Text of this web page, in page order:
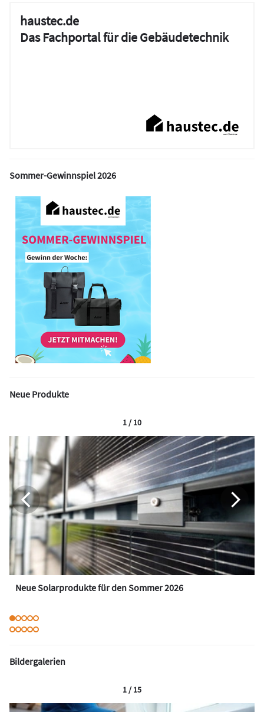
haustec.de
Das Fachportal für die Gebäudetechnik
Sommer-Gewinnspiel 2026
Neue Produkte
Neue Solarprodukte für den Sommer 2026
1 / 10
Bildergalerien
1 / 15